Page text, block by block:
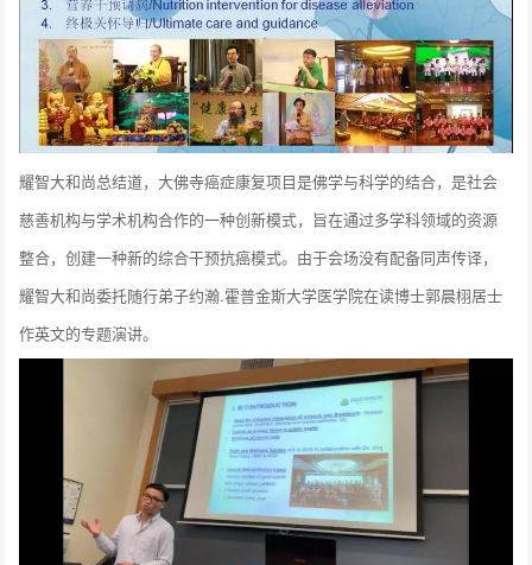
耀智大和尚总结道，大佛寺癌症康复项目是佛学与科学的结合，是社会
慈善机构与学术机构合作的一种创新模式，旨在通过多学科领域的资源
整合，创建一种新的综合干预抗癌模式。由于会场没有配备同声传译，
耀智大和尚委托随行弟子约瀚.霍普金斯大学医学院在读博士郭晨栩居士
作英文的专题演讲。